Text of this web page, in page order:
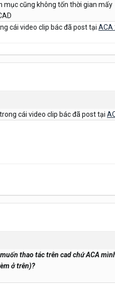
mục cũng không tốn thời gian mấy
cái video clip bác đã post tại ACA
cái video clip bác đã post tại
thao tác trên cad chứ ACA
ở trên)?